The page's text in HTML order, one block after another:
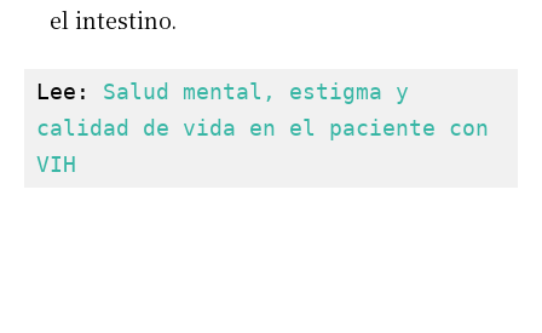
el intestino.
Lee: Salud mental, estigma y
calidad de vida en el paciente con
VIH